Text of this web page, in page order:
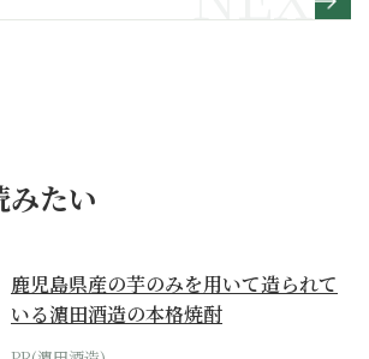
みたい
鹿児島県産の芋のみを用いて造られて
いる濵田酒造の本格焼酎